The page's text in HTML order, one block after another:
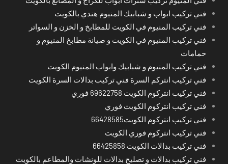
فني تركيب ابواب و شبابيك المنيوم هندي بالكويت
فني تركيب المنيوم في الكويت للمطابخ و الخزن و السواتر
فني تركيب المنيوم في الكويت و صيانة مطابخ المنيوم و
حمامات
فني تركيب المنيوم و شبابيك وابواب المنيوم الكويت
فني تركيب انتركم السرة فني تركيب بدالات السرة الكويت
فني تركيب انتركوم الكويت 69622758 فوري
فني تركيب انتركوم الكويت فوري
فني تركيب انتركوم الكويت66428585
فني تركيب انتركوم فوري الكويت
فني تركيب بدالات الكويت 66425858
فني تركيب بدالات و تصليح بدالات للونشات والمطاعم بالكويت